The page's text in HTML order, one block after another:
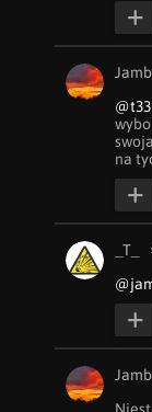
@t33
na
_T_